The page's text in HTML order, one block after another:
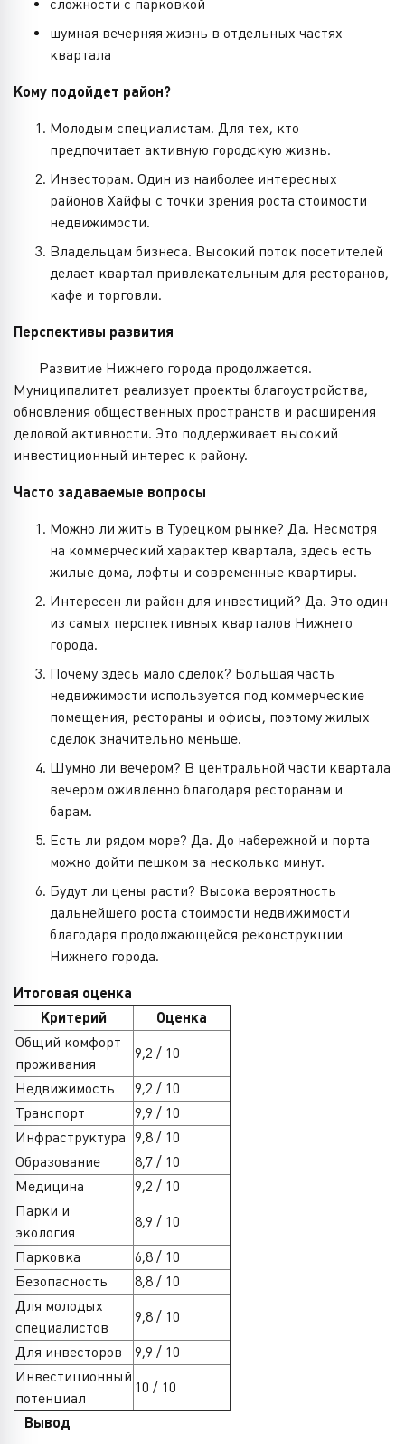
сложности с парковкой
шумная вечерняя жизнь в отдельных частях
квартала
Кому подойдет район?
Молодым специалистам. Для тех, кто
предпочитает активную городскую жизнь.
Инвесторам. Один из наиболее интересных
районов Хайфы с точки зрения роста стоимости
недвижимости.
Владельцам бизнеса. Высокий поток посетителей
делает квартал привлекательным для ресторанов,
кафе и торговли.
Перспективы развития
Развитие Нижнего города продолжается.
Муниципалитет реализует проекты благоустройства,
обновления общественных пространств и расширения
деловой активности. Это поддерживает высокий
инвестиционный интерес к району.
Часто задаваемые вопросы
Можно ли жить в Турецком рынке? Да. Несмотря
на коммерческий характер квартала, здесь есть
жилые дома, лофты и современные квартиры.
Интересен ли район для инвестиций? Да. Это один
из самых перспективных кварталов Нижнего
города.
Почему здесь мало сделок? Большая часть
недвижимости используется под коммерческие
помещения, рестораны и офисы, поэтому жилых
сделок значительно меньше.
Шумно ли вечером? В центральной части квартала
вечером оживленно благодаря ресторанам и
барам.
Есть ли рядом море? Да. До набережной и порта
можно дойти пешком за несколько минут.
Будут ли цены расти? Высока вероятность
дальнейшего роста стоимости недвижимости
благодаря продолжающейся реконструкции
Нижнего города.
Итоговая оценка
Критерий
Оценка
Общий комфорт
проживания
9,2 / 10
Недвижимость
9,2 / 10
Транспорт
9,9 / 10
Инфраструктура 9,8 / 10
Образование
8,7 / 10
Медицина
9,2 / 10
Парки и
экология
8,9 / 10
Парковка
6,8 / 10
Безопасность
8,8 / 10
Для молодых
специалистов
9,8 / 10
Для инвесторов
9,9 / 10
Инвестиционный
потенциал
10 / 10
Вывод